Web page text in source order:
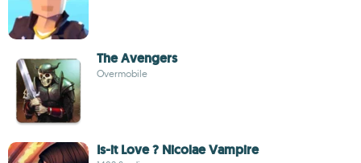
The Avengers
Overmobile
Is-it Love ? Nicolae Vampire